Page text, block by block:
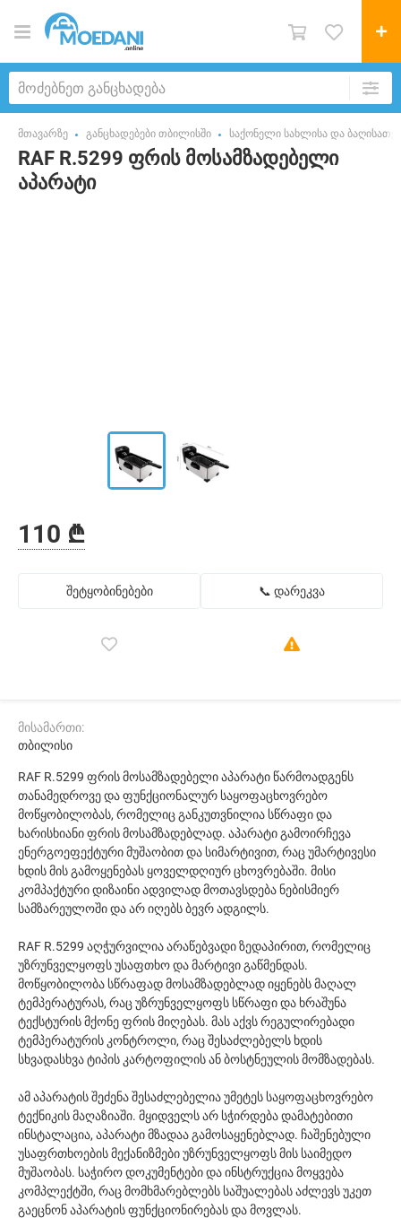
მთავარზე განცხადებები თბილისში საქონელი სახლისა და
RAF R.5299 ფრის მოსამზადებელი
აპარატი
110 ₾
შეტყობინებები 📞 დარეკვა
მისამართი:
თბილისი
RAF R.5299 ფრის მოსამზადებელი აპარატი წარმოადგენს
თანამედროვე და ფუნქციონალურ საყოფაცხოვრებო
მოწყობილობას, რომელიც განკუთვნილია სწრაფი და
ხარისხიანი ფრის მოსამზადებლად. აპარატი გამოირჩევა
ენერგოეფექტური მუშაობით და სიმარტივით, რაც უმარტივესი
ხდის მის გამოყენებას ყოველდღიურ ცხოვრებაში. მისი
კომპაქტური დიზაინი ადვილად მოთავსდება ნებისმიერ
სამზარეულოში და არ იღებს ბევრ ადგილს.
RAF R.5299 აღჭურვილია არაწებვადი ზედაპირით, რომელიც
უზრუნველყოფს უსაფთხო და მარტივი გაწმენდას.
მოწყობილობა სწრაფად მოსამზადებლად იყენებს მაღალ
ტემპერატურას, რაც უზრუნველყოფს სწრაფი და ხრაშუნა
ტექსტურის მქონე ფრის მიღებას. მას აქვს რეგულირებადი
ტემპერატურის კონტროლი, რაც შესაძლებელს ხდის
სხვადასხვა ტიპის კარტოფილის ან ბოსტნეულის მომზადებას.
ამ აპარატის შეძენა შესაძლებელია უმეტეს საყოფაცხოვრებო
ტექნიკის მაღაზიაში. მყიდველს არ სჭირდება დამატებითი
ინსტალაცია, აპარატი მზადაა გამოსაყენებლად. ჩაშენებული
უსაფრთხოების მექანიზმები უზრუნველყოფს მის საიმედო
მუშაობას. საჭირო დოკუმენტები და ინსტრუქცია მოყვება
კომპლექტში, რაც მომხმარებლებს საშუალებას აძლევს უკეთ
გაეცნონ აპარატის ფუნქციონირებას და მოვლას.